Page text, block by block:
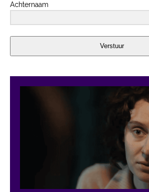
Achternaam
Verstuur